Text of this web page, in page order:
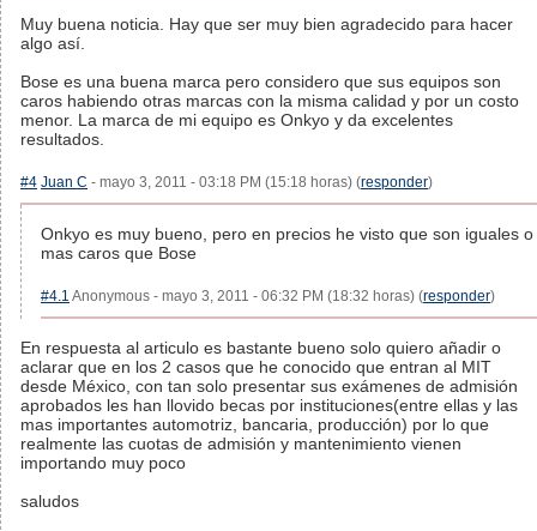
Muy buena noticia. Hay que ser muy bien agradecido para hacer
algo así.
Bose es una buena marca pero considero que sus equipos son
caros habiendo otras marcas con la misma calidad y por un costo
menor. La marca de mi equipo es Onkyo y da excelentes
resultados.
#4 Juan C - mayo 3, 2011 - 03:18 PM (15:18 horas) (responder)
Onkyo es muy bueno, pero en precios he visto que son iguales o
mas caros que Bose
#4.1 Anonymous - mayo 3, 2011 - 06:32 PM (18:32 horas) (responder)
En respuesta al articulo es bastante bueno solo quiero añadir o
aclarar que en los 2 casos que he conocido que entran al MIT
desde México, con tan solo presentar sus exámenes de admisión
aprobados les han llovido becas por instituciones(entre ellas y las
mas importantes automotriz, bancaria, producción) por lo que
realmente las cuotas de admisión y mantenimiento vienen
importando muy poco
saludos